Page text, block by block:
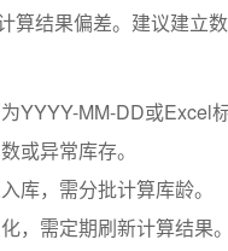
算结果偏差。建议建立
YYYY-MM-DD或Excel
或异常库存。
库，需分批计算库龄。
，需定期刷新计算结果。